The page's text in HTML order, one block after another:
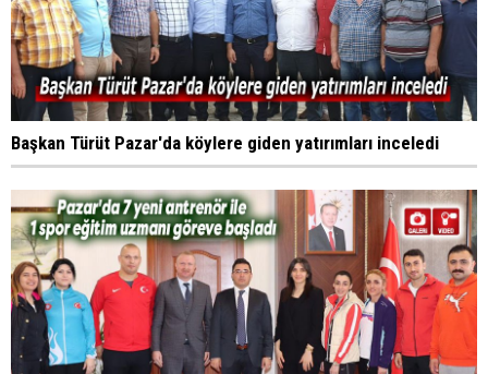
Başkan Türüt Pazar'da köylere giden yatırımları inceledi